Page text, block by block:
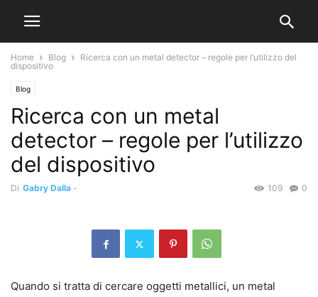
Home Blog
Ricerca con un metal detector – regole per l’utilizzo del
dispositivo
Blog
Ricerca con un metal
detector – regole per l’utilizzo
del dispositivo
Di Gabry Dalla - 0
109
Quando si tratta di cercare oggetti metallici, un metal